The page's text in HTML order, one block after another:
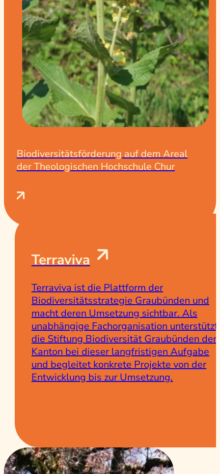
Biodiversitätsförderung auf dem Areal
der Theologischen Hochschule Chur
Terraviva
Terraviva ist die Plattform der
Biodiversitätsstrategie Graubünden und
macht deren Umsetzung sichtbar. Als
unabhängige Fachorganisation unterstützt
die Stiftung Biodiversität Graubünden den
Kanton bei dieser langfristigen Aufgabe
und begleitet konkrete Projekte von der
Entwicklung bis zur Umsetzung.